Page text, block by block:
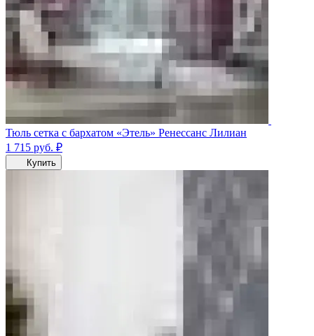
Тюль сетка с бархатом «Этель» Ренессанс Лилиан
1 715 руб. ₽
Купить